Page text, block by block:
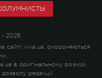
2026
сайті viva.ua, охороняються
в оригінальному розмірі
редакції